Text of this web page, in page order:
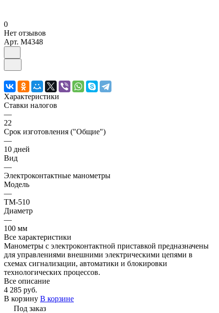
0
Нет отзывов
Арт. M4348
Характеристики
Ставки налогов
—
22
Срок изготовления ("Общие")
—
10 дней
Вид
—
Электроконтактные манометры
Модель
—
ТМ-510
Диаметр
—
100 мм
Все характеристики
Манометры с электроконтактной приставкой предназначены
для управлениями внешними электрическими цепями в
схемах сигнализации, автоматики и блокировки
технологических процессов.
Все описание
4 285 руб.
В корзину В корзине
Под заказ